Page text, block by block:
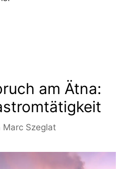
am Ätna:
Marc Szeglat